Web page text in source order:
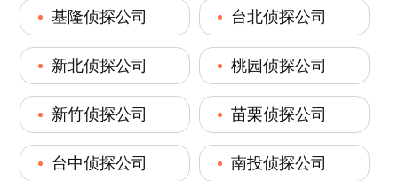
基隆侦探公司 台北侦探公司
新北侦探公司 桃园侦探公司
新竹侦探公司 苗栗侦探公司
台中侦探公司 南投侦探公司